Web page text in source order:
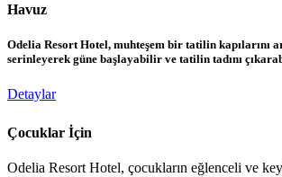
Havuz
Odelia Resort Hotel, muhteşem bir tatilin kapılarını
serinleyerek güne başlayabilir ve tatilin tadını
Detaylar
Çocuklar İçin
Odelia Resort Hotel, çocukların eğlenceli ve